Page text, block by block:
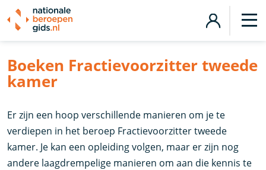
Boeken Fractievoorzitter tweede
kamer
Er zijn een hoop verschillende manieren om je te
verdiepen in het beroep Fractievoorzitter tweede
kamer. Je kan een opleiding volgen, maar er zijn nog
andere laagdrempelige manieren om aan die kennis te